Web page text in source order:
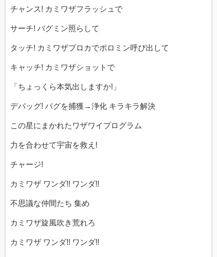
チャンス! カミワザフラッシュで
サーチ! バグミン照らして
タッチ! カミワザプロカでポロミン呼び出して
キャッチ! カミワザショットで
「ちょっくら本気出しますか!」
デバッグ! バグを捕獲→浄化 キラキラ解決
この星にまかれたワザワイプログラム
力を合わせて宇宙を救え!
チャージ!
カミワザ ワンダ!! ワンダ!!
不思議な仲間たち 集め
カミワザ旋風吹き荒れろ
カミワザ ワンダ!! ワンダ!!